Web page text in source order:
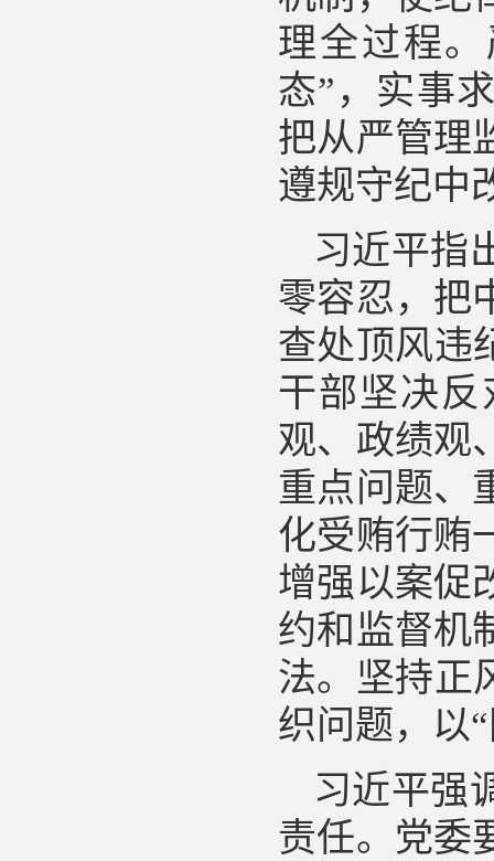
理全过程
态”，实事
把从严管理
遵规守纪中
习近平指
零容忍，把
查处顶风违
干部坚决
观、政绩观
重点问题、
化受贿行贿
增强以案促
约和监督机
法。坚持正
织问题，以
习近平强
责任。党委